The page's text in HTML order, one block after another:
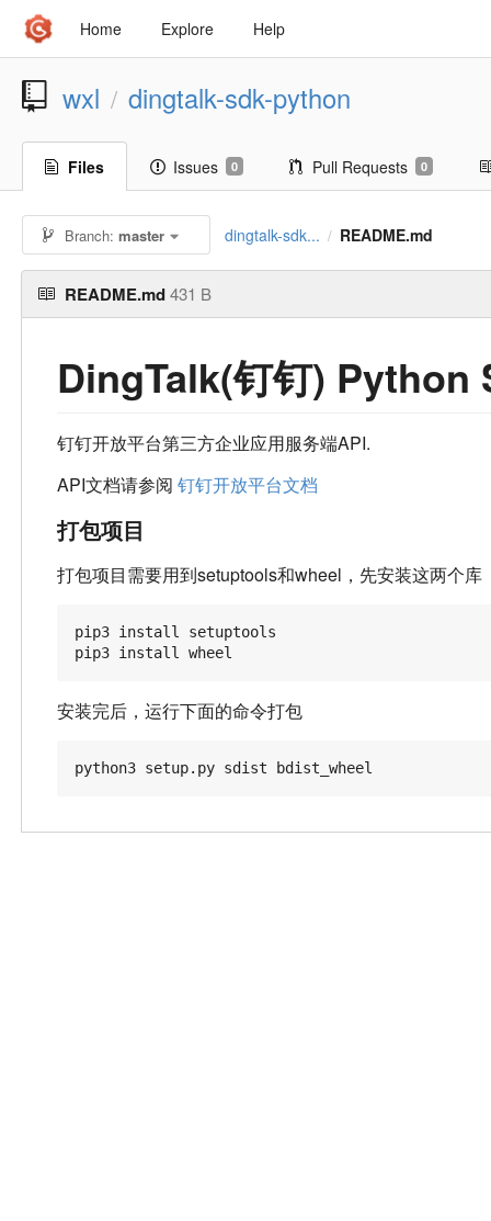
Home Explore Help
wxl / dingtalk-sdk-python
Files Issues 0 Pull Requests 0
Branch:master dingtalk-sdk... / README.md
README.md431 B
DingTalk(钉钉) Python
钉钉开放平台第三方企业应用服务端API.
API文档请参阅 钉钉开放平台文档
打包项目
打包项目需要用到setuptools和wheel，先安装这两个库
pip3 install setuptools
安装完后，运行下面的命令打包